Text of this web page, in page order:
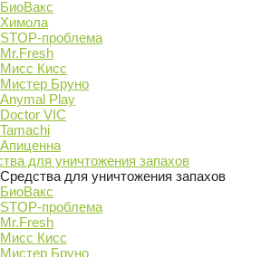
БиоВакс
Химола
STOP-проблема
Mr.Fresh
Мисс Кисс
Мистер Бруно
Anymal Play
Doctor VIC
Tamachi
Апиценна
для уничтожения запахов
Средства для уничтожения запахов
БиоВакс
STOP-проблема
Mr.Fresh
Мисс Кисс
Мистер Бруно